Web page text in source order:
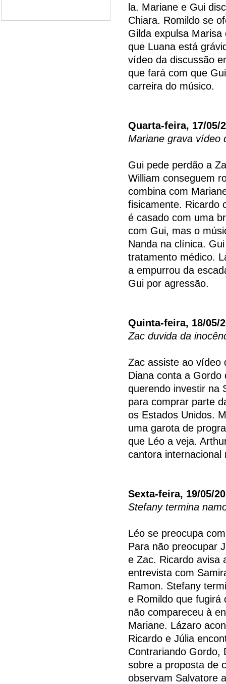
la. Mariane e Gui
Chiara. Romildo se
Gilda expulsa
que Luana está
vídeo da discussão
que fará com que
carreira do músico.
Quarta-feira, 17/05/
Mariane grava vídeo
Gui pede perdão a
William conseguem
combina com
fisicamente. Ricardo
é casado com uma
com Gui, mas o
Nanda na clínica.
tratamento médico.
a empurrou da
Gui por agressão.
Quinta-feira, 18/05/
Zac duvida da
Zac assiste ao vídeo
Diana conta a
querendo investir na
para comprar parte
os Estados Unidos.
uma garota de
que Léo a veja.
cantora
Sexta-feira, 19/05/
Stefany termina
Léo se preocupa
Para não preocupar
e Zac. Ricardo avisa
entrevista com
Ramon. Stefany
e Romildo que fugirá
não compareceu à
Mariane. Lázaro
Ricardo e Júlia
Contrariando Gordo,
sobre a proposta de
observam Salvatore